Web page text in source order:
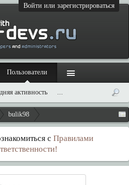
Войти или зарегистрироваться
bulik98
с Правилами
Пользователи
активность ...